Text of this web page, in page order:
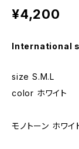
¥4,200
International
size S.M.L
color ホワイト
モノトーン ホワ